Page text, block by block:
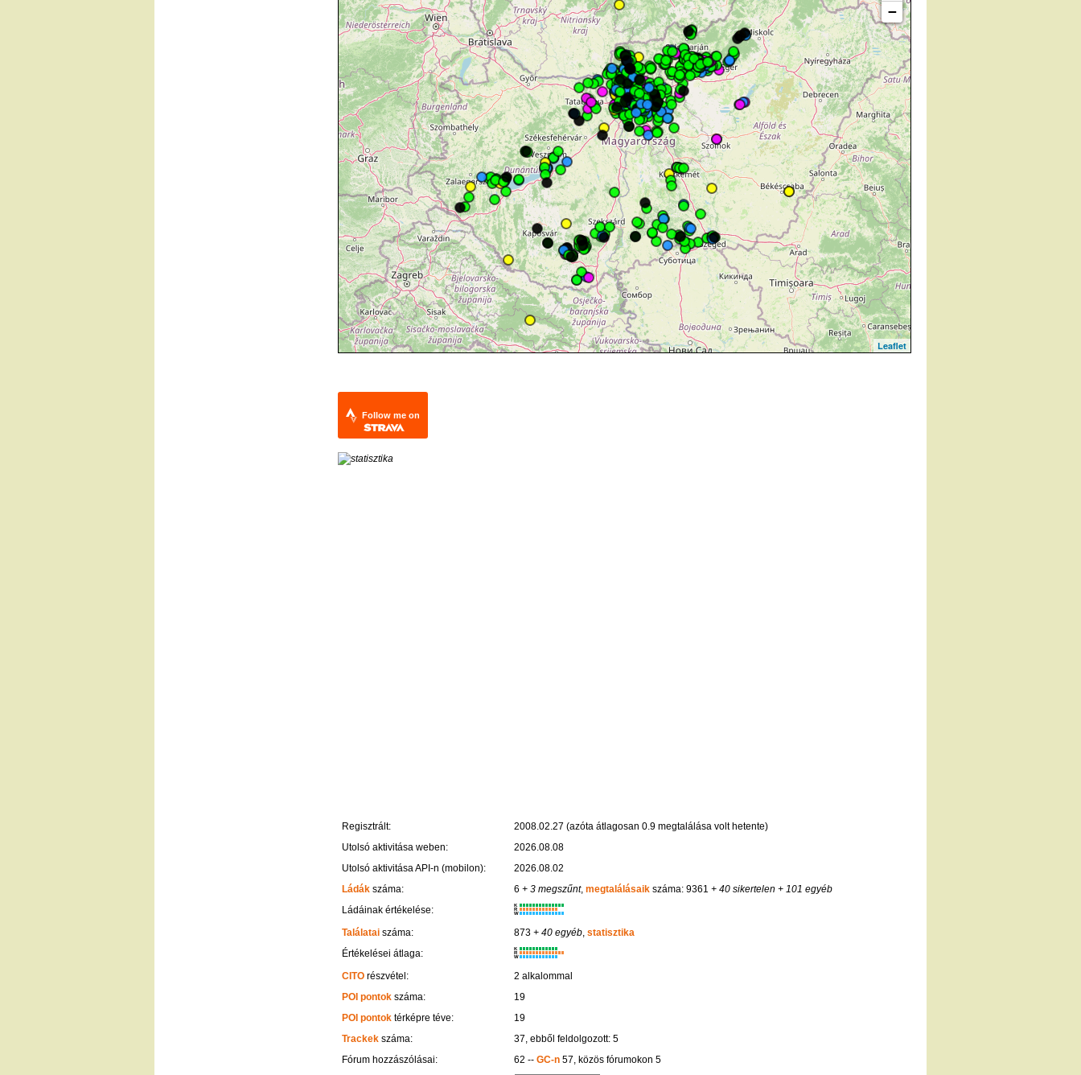
−
Leaflet
Follow me on
Regisztrált:
2008.02.27 (azóta átlagosan 0.9 megtalálása volt hetente)
Utolsó aktivitása weben:
2026.08.08
Utolsó aktivitása API-n (mobilon):
2026.08.02
Ládák száma: 6 + 3 megszűnt, megtalálásaikszáma: 9361 + 40 sikertelen + 101 egyéb
Ládáinak értékelése:
K
R
W
Találatai száma: 873+ 40 egyéb, statisztika
Értékelései átlaga:
K
R
W
CITO részvétel:
2 alkalommal
POI pontok száma:
19
POI pontok térképre téve:
19
Trackek száma:
37, ebből feldolgozott: 5
Fórum hozzászólásai:
62 -- GC-n57, közös fórumokon 5